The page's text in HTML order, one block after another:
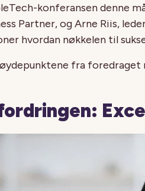
konferansen denne
Partner, og Arne Riis,
hvordan nøkkelen til
fra foredraget